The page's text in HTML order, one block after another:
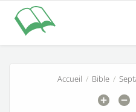
Accueil / Bible /